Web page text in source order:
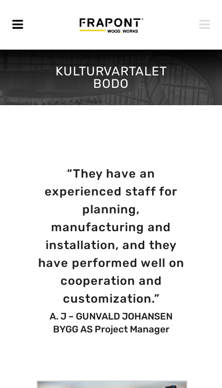
KULTURVARTALET
BODO
“They have an
experienced staff for
planning,
manufacturing and
installation, and they
have performed well on
cooperation and
customization.”
A. J – GUNVALD JOHANSEN
BYGG AS Project Manager